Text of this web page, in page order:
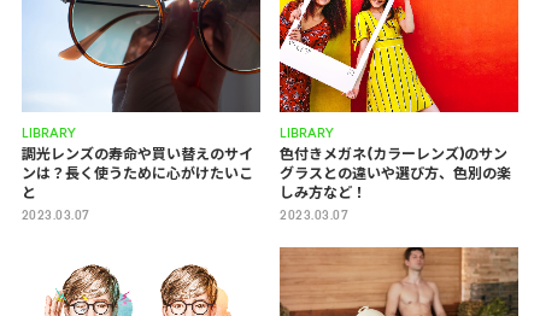
LIBRARY
調光レンズの寿命や買い替えのサイ
ンは？長く使うために心がけたいこ
と
2023.03.07
LIBRARY
色付きメガネ(カラーレンズ)のサン
グラスとの違いや選び方、色別の楽
しみ方など！
2023.03.07